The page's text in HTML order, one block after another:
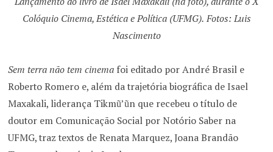
Colóquio Cinema, Estética e Política (UFMG). Fotos: Luis
Nascimento
Sem terra não tem cinema foi editado por André Brasil e
Roberto Romero e, além da trajetória biográfica de Isael
Maxakali, liderança Tikmũ’ũn que recebeu o título de
doutor em Comunicação Social por Notório Saber na
UFMG, traz textos de Renata Marquez, Joana Brandão